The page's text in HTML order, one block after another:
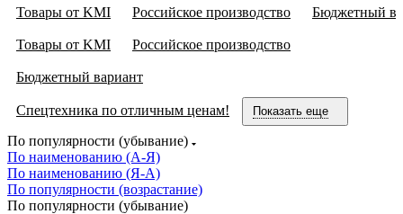
Товары от KMI
Российское производство Бюджетный
Товары от KMI Российское производство
Бюджетный вариант
Спецтехника по отличным ценам! Показать еще
По популярности (убывание)
По наименованию (А-Я)
По наименованию (Я-А)
По популярности (возрастание)
По популярности (убывание)